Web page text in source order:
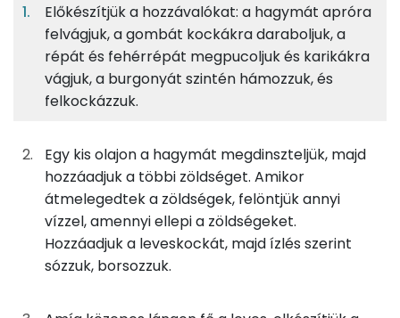
A leveshez
15gvöröshagyma
5 kcal
33g vargánya gomba
7 kcal
33glaskagomba
10 kcal
17gfafülgomba
4 kcal
2%
Fehérje
4%
Szénhidrát
3%
Zsír
91%
Víz
TOP ásványi anyagok
Foszfor
Kálcium
Magnézium
Előkészítjük a hozzávalókat: a hagymát apróra
felvágjuk, a gombát kockákra daraboljuk, a
répát és fehérrépát megpucoljuk és karikákra
vágjuk, a burgonyát szintén hámozzuk, és
felkockázzuk.
Egy kis olajon a hagymát megdinszteljük, majd
hozzáadjuk a többi zöldséget. Amikor
átmelegedtek a zöldségek, felöntjük annyi
vízzel, amennyi ellepi a zöldségeket.
Hozzáadjuk a leveskockát, majd ízlés szerint
sózzuk, borsozzuk.